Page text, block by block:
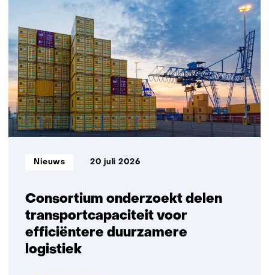
meer
te
delen
Consortium onderzoekt delen
transportcapaciteit voor
efficiëntere duurzamere
logistiek
Informatietype:
Nieuws 20 juli 2026